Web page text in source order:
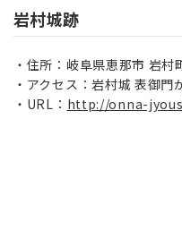
岩村城跡
住所：岐阜県恵那市 岩村
アクセス：岩村城 表御門
URL： http://onna-